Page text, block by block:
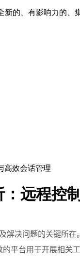
的、有影响力的
高效会话管理
远程控
决问题的关键所在。
平台用于开展相